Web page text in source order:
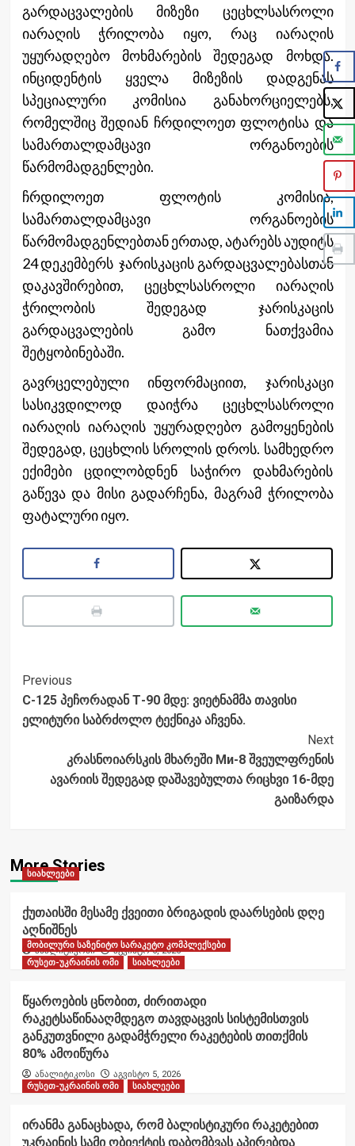
გარდაცვალების მიზეზი ცეცხლსასროლი
იარაღის ჭრილობა იყო, რაც იარაღის
უყურადღებო მოხმარების შედეგად მოხდა.
ინციდენტის ყველა მიზეზის დადგენას
სპეციალური კომისია განახორციელებს,
რომელშიც შედიან ჩრდილოეთ ფლოტისა და
სამართალდამცავი ორგანოების
წარმომადგენლები.
ჩრდილოეთ ფლოტის კომისია,
სამართალდამცავი ორგანოების
წარმომადგენლებთან ერთად, ატარებს აუდიტს
24 დეკემბერს ჯარისკაცის გარდაცვალებასთან
დაკავშირებით, ცეცხლსასროლი იარაღის
ჭრილობის შედეგად ჯარისკაცის
გარდაცვალების გამო ნათქვამია
შეტყობინებაში.
გავრცელებული ინფორმაციით, ჯარისკაცი
სასიკვდილოდ დაიჭრა ცეცხლსასროლი
იარაღის იარაღის უყურადღებო გამოყენების
შედეგად, ცეცხლის სროლის დროს. სამხედრო
ექიმები ცდილობდნენ საჭირო დახმარების
გაწევა და მისი გადარჩენა, მაგრამ ჭრილობა
ფატალური იყო.
Post
Navigation
Previous
С-125 პეჩორადან Т-90 მდე: ვიეტნამმა თავისი
ელიტური საბრძოლო ტექნიკა აჩვენა.
Next
კრასნოიარსკის მხარეში Ми-8 შვეულფრენის
ავარიის შედეგად დაშავებულთა რიცხვი 16-მდე
გაიზარდა
More Stories
სიახლეები
ქუთაისში მესამე ქვეითი ბრიგადის დაარსების დღე
აღნიშნეს
ანალიტიკოსი აგვისტო 6, 2026
მობილური საზენიტო სარაკეტო კომპლექსები
რუსეთ-უკრაინის ომი
სიახლეები
წყაროების ცნობით, ძირითადი
რაკეტსაწინააღმდეგო თავდაცვის სისტემისთვის
განკუთვნილი გადამჭრელი რაკეტების თითქმის
80% ამოიწურა
ანალიტიკოსი
აგვისტო 5, 2026
რუსეთ-უკრაინის ომი
სიახლეები
ირანმა განაცხადა, რომ ბალისტიკური რაკეტებით
უკრაინის სამი ობიექტის დაბომბვას აპირებდა